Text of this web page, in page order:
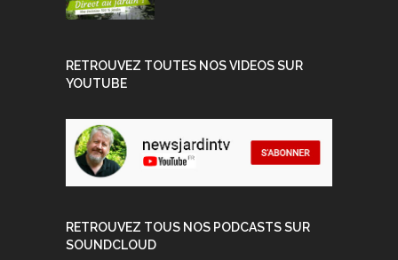
RETROUVEZ TOUTES NOS VIDEOS SUR
YOUTUBE
RETROUVEZ TOUS NOS PODCASTS SUR
SOUNDCLOUD